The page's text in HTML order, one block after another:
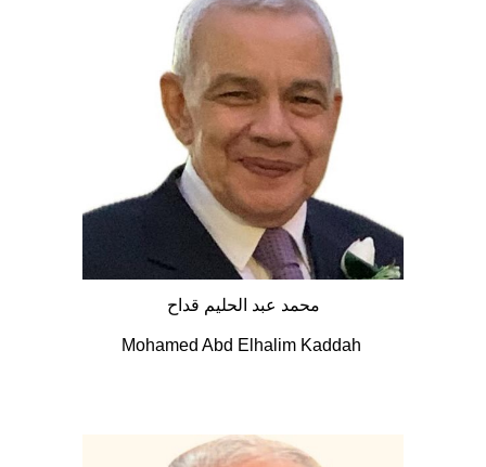
محمد عبد الحليم قداح
Mohamed Abd Elhalim Kaddah